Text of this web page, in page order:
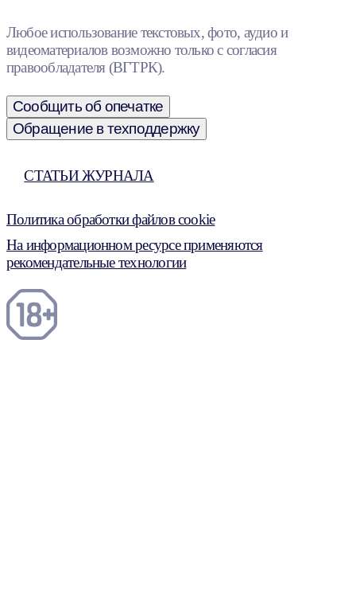
Любое использование текстовых, фото, аудио и
видеоматериалов возможно только с согласия
правообладателя (ВГТРК).
Сообщить об опечатке
Обращение в техподдержку
СТАТЬИ ЖУРНАЛА
Политика обработки файлов cookie
На информационном ресурсе применяются
рекомендательные технологии